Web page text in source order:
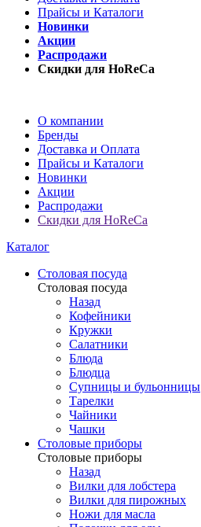
Прайсы и Каталоги
Новинки
Акции
Распродажи
Скидки для HoReCa
О компании
Бренды
Доставка и Оплата
Прайсы и Каталоги
Новинки
Акции
Распродажи
Скидки для HoReCa
Каталог
Столовая посуда
Столовая посуда
Назад
Кофейники
Кружки
Салатники
Блюда
Блюдца
Супницы и бульонницы
Тарелки
Чайники
Чашки
Cтоловые приборы
Cтоловые приборы
Назад
Вилки для лобстера
Вилки для пирожных
Ножи для масла